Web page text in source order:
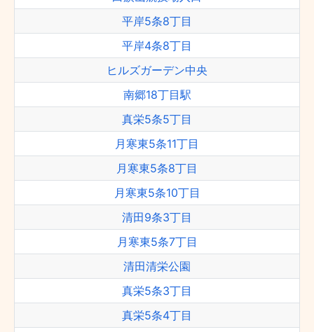
平岸5条8丁目
平岸4条8丁目
ヒルズガーデン中央
南郷18丁目駅
真栄5条5丁目
月寒東5条11丁目
月寒東5条8丁目
月寒東5条10丁目
清田9条3丁目
月寒東5条7丁目
清田清栄公園
真栄5条3丁目
真栄5条4丁目